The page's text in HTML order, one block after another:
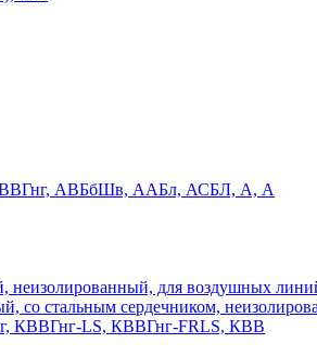
АВБбШв, ААБл, АСБЛ, А, А
неизолированный, для воздушных
со стальным сердечником,
КВВГнг-LS, КВВГнг-FRLS, КВВ